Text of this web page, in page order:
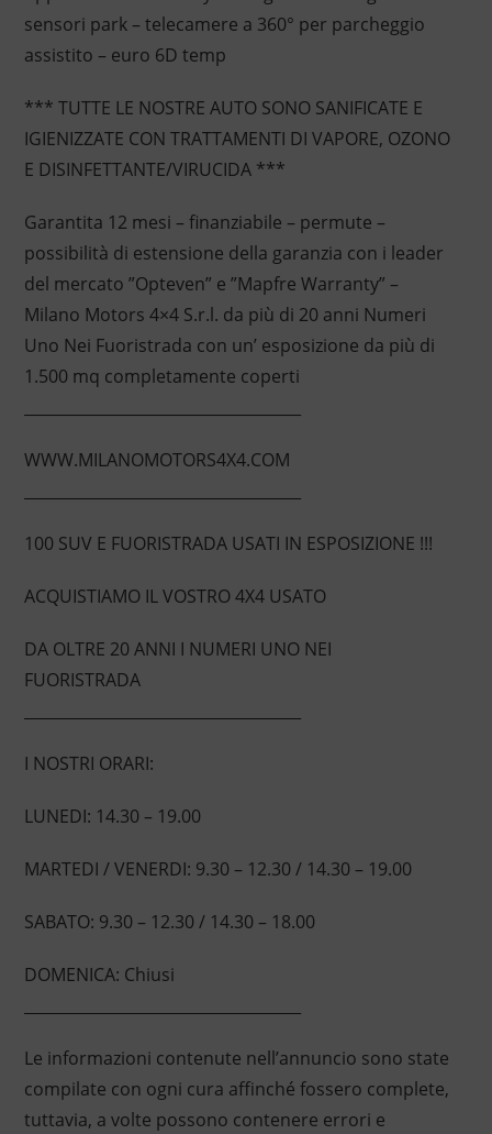
sensori park – telecamere a 360° per parcheggio
assistito – euro 6D temp
*** TUTTE LE NOSTRE AUTO SONO SANIFICATE E
IGIENIZZATE CON TRATTAMENTI DI VAPORE, OZONO
E DISINFETTANTE/VIRUCIDA ***
Garantita 12 mesi – finanziabile – permute –
possibilità di estensione della garanzia con i leader
del mercato ”Opteven” e ”Mapfre Warranty” –
Milano Motors 4×4 S.r.l. da più di 20 anni Numeri
Uno Nei Fuoristrada con un’ esposizione da più di
1.500 mq completamente coperti
WWW.MILANOMOTORS4X4.COM
100 SUV E FUORISTRADA USATI IN ESPOSIZIONE !!!
ACQUISTIAMO IL VOSTRO 4X4 USATO
DA OLTRE 20 ANNI I NUMERI UNO NEI
FUORISTRADA
I NOSTRI ORARI:
LUNEDI: 14.30 – 19.00
MARTEDI / VENERDI: 9.30 – 12.30 / 14.30 – 19.00
SABATO: 9.30 – 12.30 / 14.30 – 18.00
DOMENICA: Chiusi
Le informazioni contenute nell’annuncio sono state
compilate con ogni cura affinché fossero complete,
tuttavia, a volte possono contenere errori e